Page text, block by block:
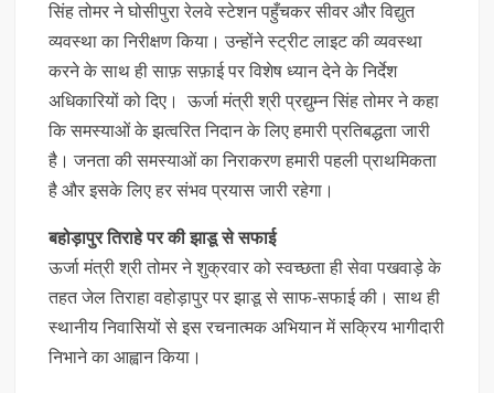
सिंह तोमर ने घोसीपुरा रेलवे स्टेशन पहुँचकर सीवर और विद्युत
व्यवस्था का निरीक्षण किया। उन्होंने स्ट्रीट लाइट की व्यवस्था
करने के साथ ही साफ़ सफ़ाई पर विशेष ध्यान देने के निर्देश
अधिकारियों को दिए। ऊर्जा मंत्री श्री प्रद्युम्न सिंह तोमर ने कहा
कि समस्याओं के झत्वरित निदान के लिए हमारी प्रतिबद्धता जारी
है। जनता की समस्याओं का निराकरण हमारी पहली प्राथमिकता
है और इसके लिए हर संभव प्रयास जारी रहेगा।
बहोड़ापुर तिराहे पर की झाडू से सफाई
ऊर्जा मंत्री श्री तोमर ने शुक्रवार को स्वच्छता ही सेवा पखवाड़े के
तहत जेल तिराहा वहोड़ापुर पर झाडू से साफ-सफाई की। साथ ही
स्थानीय निवासियों से इस रचनात्मक अभियान में सक्रिय भागीदारी
निभाने का आह्वान किया।